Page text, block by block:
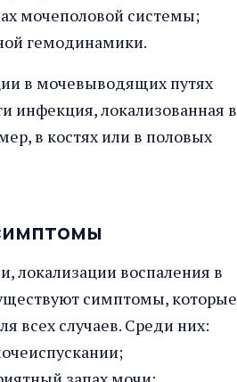
мочеполовой системы;
гемодинамики.
в мочевыводящих путях
инфекция, локализованная в
в костях или в половых
локализации воспаления в
симптомы, которые
всех случаев. Среди них: